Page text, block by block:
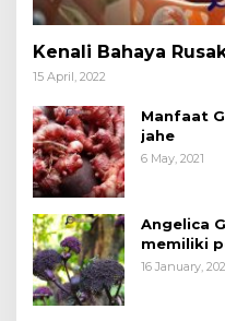
Kenali Bahaya
15 April, 2022
Manfaat
jahe
6 May, 2021
Angelica
memiliki
16 January,